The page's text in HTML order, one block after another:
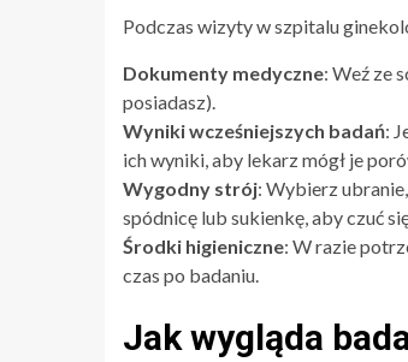
Podczas wizyty w szpitalu
Dokumenty medyczne: Weź ze
posiadasz).
Wyniki wcześniejszych badań:
ich wyniki, aby lekarz mógł je
Wygodny strój: Wybierz
spódnicę lub sukienkę, aby czuć
Środki higieniczne: W razie
czas po badaniu.
Jak wygląda